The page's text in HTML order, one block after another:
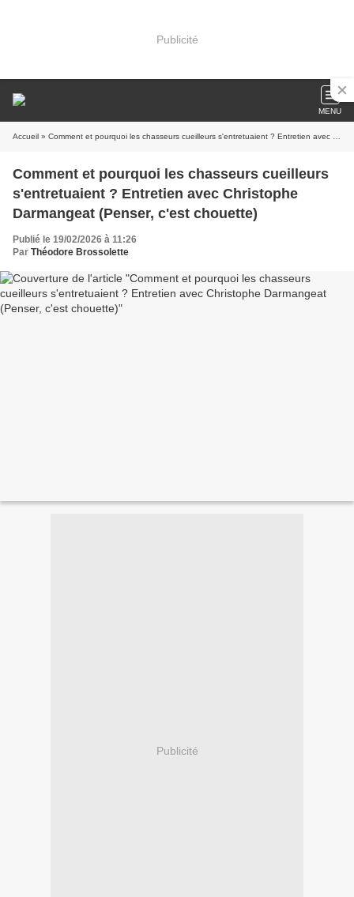
Publicité
MENU
Accueil » Comment et pourquoi les chasseurs cueilleurs s'entretuaient ? Entretien avec Christophe Darmangeat (Penser, c'est chouette)
Comment et pourquoi les chasseurs cueilleurs
s'entretuaient ? Entretien avec Christophe
Darmangeat (Penser, c'est chouette)
Publié le 19/02/2026 à 11:26
Par Théodore Brossolette
Publicité